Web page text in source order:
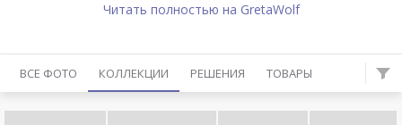
Читать полностью на GretaWolf
ВСЕ ФОТО КОЛЛЕКЦИИ РЕШЕНИЯ ТОВАРЫ